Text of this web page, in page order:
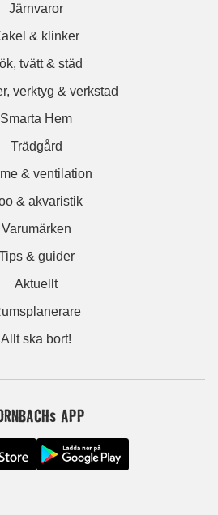
Järnvaror
& klinker
tvätt & städ
verktyg & verkstad
Smarta Hem
Trädgård
& ventilation
& akvaristik
Varumärken
& guider
Aktuellt
Allt ska bort!
APP